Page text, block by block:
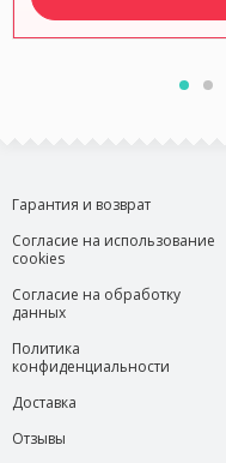
Гарантия и возврат
Согласие на использование
cookies
Согласие на обработку
данных
Политика
конфиденциальности
Доставка
Отзывы